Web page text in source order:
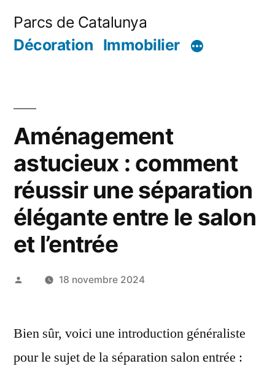
Parcs de Catalunya
Décoration Immobilier
Aménagement
astucieux : comment
réussir une séparation
élégante entre le salon
et l’entrée
Publié 18 novembre 2024
Bien sûr, voici une introduction généraliste
pour le sujet de la séparation salon entrée :